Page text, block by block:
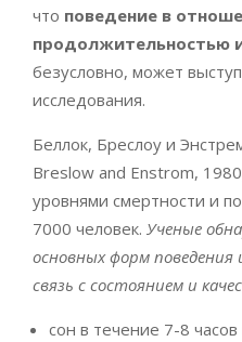
что поведение в
продолжительностью
безусловно, может
исследования.
Беллок, Бреслоу и
Breslow and Enstrom,
уровнями смертности и
7000 человек. Ученые
основных форм
связь с состоянием и
сон в течение 7-8 часов